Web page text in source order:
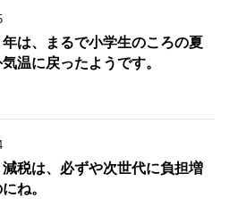
年は、まるで小学生のころの夏
温に戻ったようです。
税は、必ずや次世代に負担増
ね。